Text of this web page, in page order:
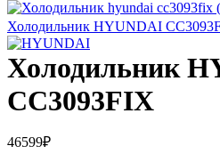
Холодильник HYUNDAI
Холодильник
CC3093FIX
46599₽